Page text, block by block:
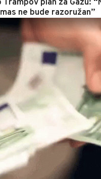
plan za Gazu:
ne bude razoružan”